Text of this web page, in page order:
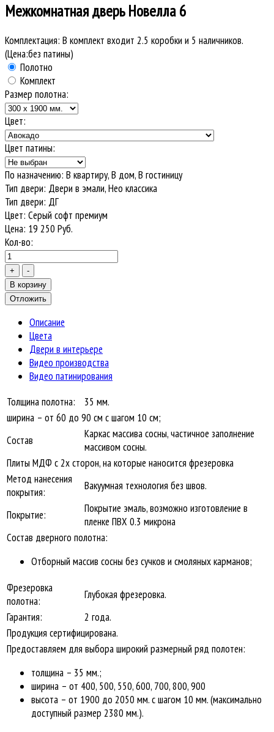
Межкомнатная дверь Новелла 6
Комплектация: В комплект входит 2.5 коробки и 5 наличников.
(Цена:без патины)
Полотно
Комплект
Размер полотна:
Цвет:
Цвет патины:
По назначению: В квартиру, В дом, В гостиницу
Тип двери: Двери в эмали, Нео классика
Тип двери: ДГ
Цвет: Серый софт премиум
Цена: 19 250 Руб.
Кол-во:
Описание
Цвета
Двери в интерьере
Видео производства
Видео патинирования
Толщина полотна:
35 мм.
ширина – от 60 до 90 см с шагом 10 см;
Состав
Каркас массива сосны, частичное заполнение
массивом сосны.
Плиты МДФ с 2х сторон, на которые наносится фрезеровка
Метод нанесения
покрытия:
Вакуумная технология без швов.
Покрытие:
Покрытие эмаль, возможно изготовление в
пленке ПВХ 0.3 микрона
Состав дверного полотна:
Отборный массив сосны без сучков и смоляных карманов;
Фрезеровка
полотна:
Глубокая фрезеровка.
Гарантия:
2 года.
Продукция сертифицирована.
Предоставляем для выбора широкий размерный ряд полотен:
толщина – 35 мм.;
ширина – от 400, 500, 550, 600, 700, 800, 900
высота – от 1900 до 2050 мм. с шагом 10 мм. (максимально
доступный размер 2380 мм.).